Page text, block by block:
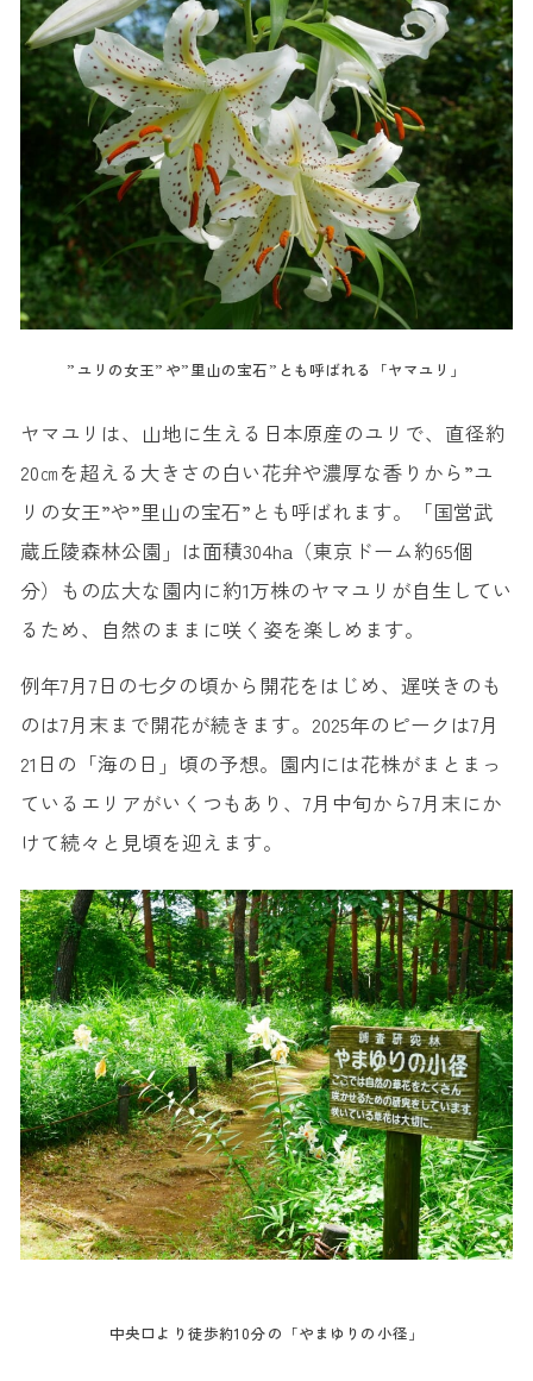
”ユリの女王”や”里山の宝石”とも呼ばれる「ヤマユリ」
ヤマユリは、山地に生える日本原産のユリで、直径約
20㎝を超える大きさの白い花弁や濃厚な香りから”ユ
リの女王”や”里山の宝石”とも呼ばれます。「国営武
蔵丘陵森林公園」は面積304ha（東京ドーム約65個
分）もの広大な園内に約1万株のヤマユリが自生してい
るため、自然のままに咲く姿を楽しめます。
例年7月7日の七夕の頃から開花をはじめ、遅咲きのも
のは7月末まで開花が続きます。2025年のピークは7月
21日の「海の日」頃の予想。園内には花株がまとまっ
ているエリアがいくつもあり、7月中旬から7月末にか
けて続々と見頃を迎えます。
中央口より徒歩約10分の「やまゆりの小径」